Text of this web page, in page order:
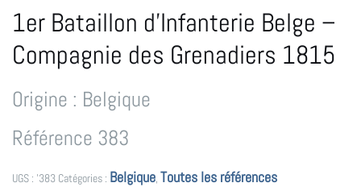
1er Bataillon d’Infanterie Belge –
Compagnie des Grenadiers 1815
Origine : Belgique
Référence 383
UGS : '383 Catégories : Belgique, Toutes les références